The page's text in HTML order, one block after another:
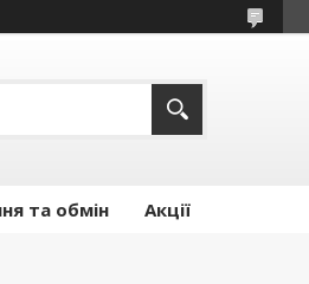
та обмін Акції